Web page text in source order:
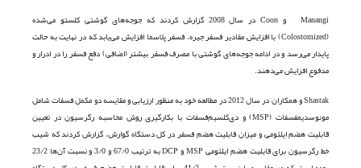
Manangi و Coon در سال 2008 گزارش کردند که جوجه‌های گوشتی کلستو می‌شده
(Colostomized) با افزایش مقادیر فسفر جیره، فسفر پلاسما افزایش می‌یابد که در نهایت به حالت
پایدار می‌رسد و در ادامه جوجه‌های گوشتی با مصرف فسفر بیشتر (اضافی) دفع فسفر را در ادرار و
مدفوع افزایش می‌دهند.
Shastak و همکاران در سال 2012 در مطالعه خود به منظور ارزیابی و مقایسه دو مکمل فسفات شامل
مونوسدیم­فسفات (MSP) و دی‌کلسیم‌فسفات با بکارگیری روش محاسبه رگرسیون در تعیین
قابلیت هضم ایلئومی و میزان قابلیت هضم فسفر در کل دستگاه گوارش، گزارش کردند که شیب
خط رگرسیون برای قابلیت هضم ایلئومی MSP و DCP به ترتیب 67/0 و 3/0 و نسبت آن‌ها 23/2